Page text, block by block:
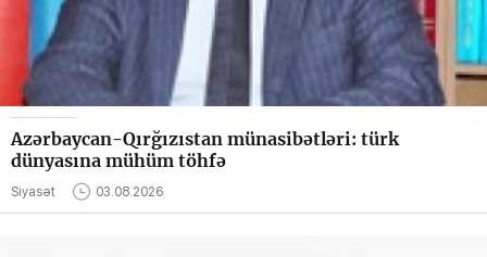
Azərbaycan-Qırğızıstan münasibətləri: türk
dünyasına mühüm töhfə
Siyasət 03.08.2026